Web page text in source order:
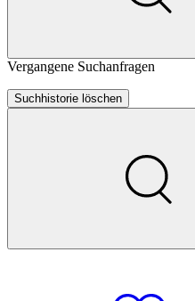
Vergangene Suchanfragen
Suchhistorie löschen